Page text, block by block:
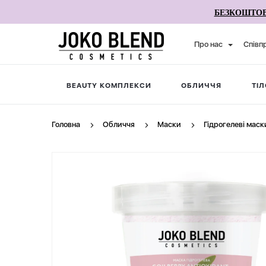
Про нас
BEAUTY КОМПЛЕКСИ ОБЛИЧЧЯ
Головна Обличчя Маски Гідрогелеві